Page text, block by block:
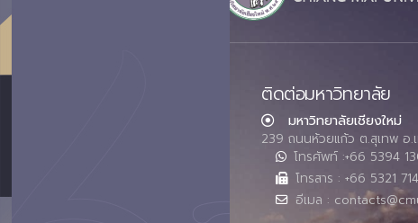
ติดต่อมหาวิทยาลัย
มหาวิทยาลัยเชียงใหม่
239 ถนนห้วยแก้ว ต.สุเทพ อ
โทรศัพท์ :+66 5394
โทรสาร : +66 5321
อีเมล :